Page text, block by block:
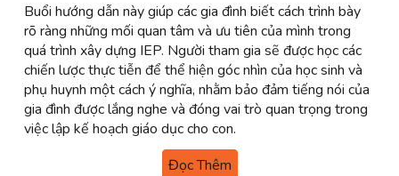
Buổi hướng dẫn này giúp các gia đình biết cách trình bày
rõ ràng những mối quan tâm và ưu tiên của mình trong
quá trình xây dựng IEP. Người tham gia sẽ được học các
chiến lược thực tiễn để thể hiện góc nhìn của học sinh và
phụ huynh một cách ý nghĩa, nhằm bảo đảm tiếng nói của
gia đình được lắng nghe và đóng vai trò quan trọng trong
việc lập kế hoạch giáo dục cho con.
Đọc Thêm